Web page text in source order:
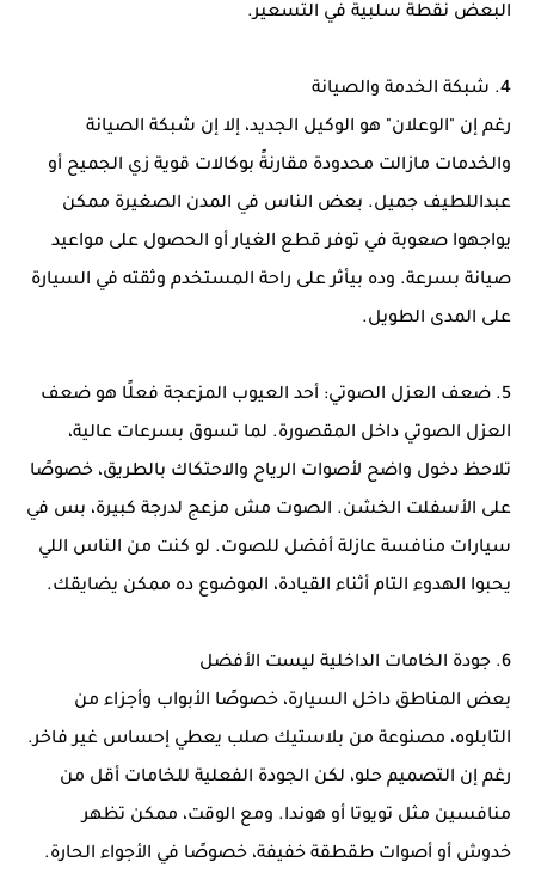
البعض نقطة سلبية في التسعير.
4. شبكة الخدمة والصيانة
رغم إن "الوعلان" هو الوكيل الجديد، إلا إن شبكة الصيانة
والخدمات مازالت محدودة مقارنةً بوكالات قوية زي الجميح أو
عبداللطيف جميل. بعض الناس في المدن الصغيرة ممكن
يواجهوا صعوبة في توفر قطع الغيار أو الحصول على مواعيد
صيانة بسرعة. وده بيأثر على راحة المستخدم وثقته في السيارة
على المدى الطويل.
5. ضعف العزل الصوتي: أحد العيوب المزعجة فعلًا هو ضعف
العزل الصوتي داخل المقصورة. لما تسوق بسرعات عالية،
تلاحظ دخول واضح لأصوات الرياح والاحتكاك بالطريق، خصوصًا
على الأسفلت الخشن. الصوت مش مزعج لدرجة كبيرة، بس في
سيارات منافسة عازلة أفضل للصوت. لو كنت من الناس اللي
يحبوا الهدوء التام أثناء القيادة، الموضوع ده ممكن يضايقك.
6. جودة الخامات الداخلية ليست الأفضل
بعض المناطق داخل السيارة، خصوصًا الأبواب وأجزاء من
التابلوه، مصنوعة من بلاستيك صلب يعطي إحساس غير فاخر.
رغم إن التصميم حلو، لكن الجودة الفعلية للخامات أقل من
منافسين مثل تويوتا أو هوندا. ومع الوقت، ممكن تظهر
خدوش أو أصوات طقطقة خفيفة، خصوصًا في الأجواء الحارة.